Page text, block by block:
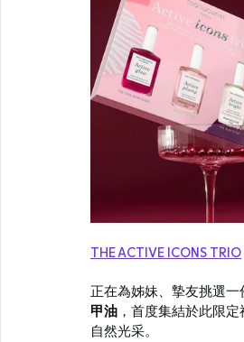
THE ACTIVE ICONS TRIO
正在為姊妹、摯友挑選
甲油 ，首度集結於此限
自然光采。